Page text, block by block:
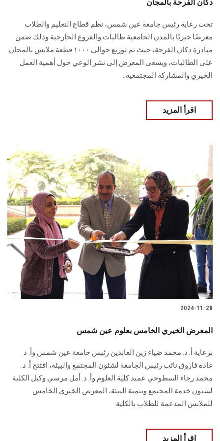
دكان الفرحة بالمجان
تحت رعاية رئيس جامعة عين شمس، نظم قطاع التعليم والطلاب
معرضًا خيريًا بالمدن الجامعية طالبات والفروع الخارجية وذلك ضمن
مبادرة دكان الفرحة، حيث تم توزيع حوالي ١٠٠٠ قطعة ملابس بالمجان
على الطالبات، ويسعى المعرض إلى نشر الوعي حول أهمية العمل
الخيري والمشاركة المجتمعية...
اقرأ المزيد
2024-11-28
المعرض الخيري الخامس بعلوم عين شمس
برعاية أ. د. محمد ضياء زين العابدين رئيس جامعة عين شمس وأ. د.
غادة فاروق نائب رئيس الجامعة لشئون المجتمع والبيئة، افتتح أ. د.
محمد رجاء السطوحي عميد كلية العلوم وأ. د. أمل مرسي وكيل الكلية
لشئون خدمة المجتمع وتنمية البيئة، المعرض الخيري الخامس
للملابس المدعمة للطلاب بالكلية
اقرأ المزيد